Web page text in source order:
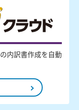
内訳書作成を自動